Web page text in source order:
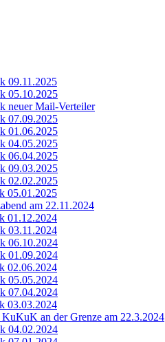
09.11.2025
05.10.2025
neuer Mail-Verteiler
07.09.2025
01.06.2025
04.05.2025
06.04.2025
09.03.2025
02.02.2025
05.01.2025
am 22.11.2024
01.12.2024
03.11.2024
06.10.2024
01.09.2024
02.06.2024
05.05.2024
07.04.2024
03.03.2024
KuKuK an der Grenze am 22.3.2024
04.02.2024